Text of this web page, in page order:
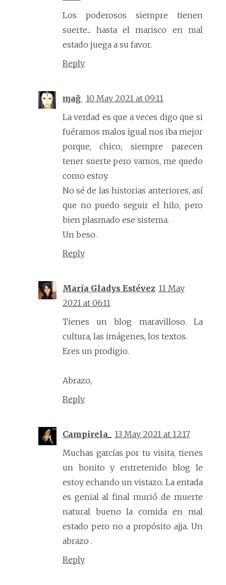
Los poderosos siempre tienen
suerte... hasta el marisco en mal
estado juega a su favor.
Reply
ɱağ 10 May 2021 at 09:11
La verdad es que a veces digo que si
fuéramos malos igual nos iba mejor
porque, chico, siempre parecen
tener suerte pero vamos, me quedo
como estoy.
No sé de las historias anteriores, así
que no puedo seguir el hilo, pero
bien plasmado ese sistema.
Un beso.
Reply
María Gladys Estévez 11 May
2021 at 06:11
Tienes un blog maravilloso. La
cultura, las imágenes, los textos.
Eres un prodigio.
Abrazo,
Reply
Campirela_
13 May 2021 at 12:17
Muchas garcías por tu visita, tienes
un bonito y entretenido blog le
estoy echando un vistazo. La entada
es genial al final murió de muerte
natural bueno la comida en mal
estado pero no a propósito ajja. Un
abrazo .
Reply